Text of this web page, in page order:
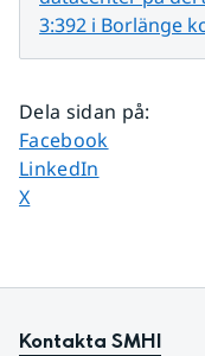
3:392 i Borlänge
Dela sidan på:
Dela sidan på
Facebook
Dela sidan på
LinkedIn
Dela sidan på
X
Kontakta SMHI